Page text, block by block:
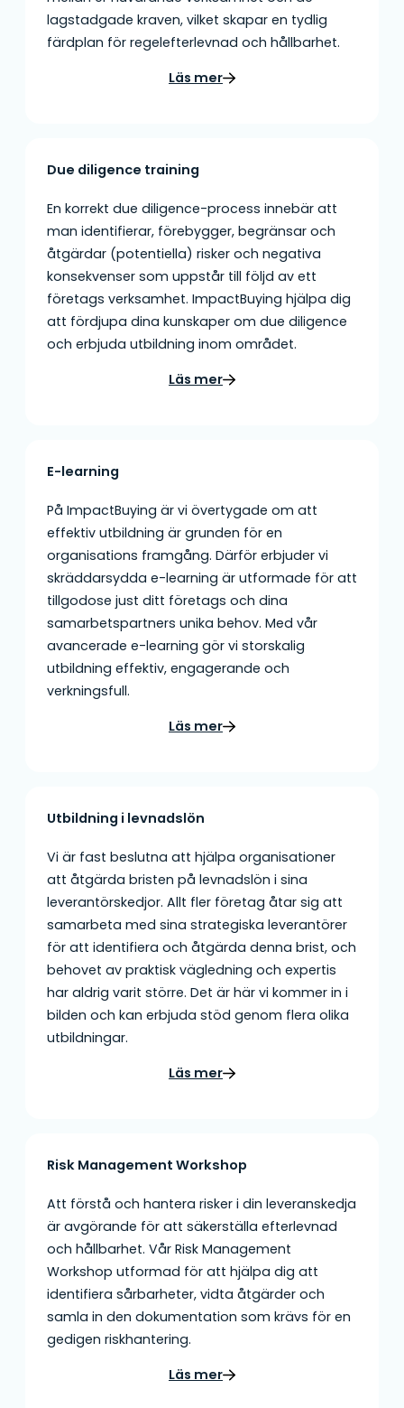
lagstadgade kraven, vilket skapar en tydlig
färdplan för regelefterlevnad och hållbarhet.
Läs mer
Due diligence training
En korrekt due diligence-process innebär att
man identifierar, förebygger, begränsar och
åtgärdar (potentiella) risker och negativa
konsekvenser som uppstår till följd av ett
företags verksamhet. ImpactBuying hjälpa dig
att fördjupa dina kunskaper om due diligence
och erbjuda utbildning inom området.
Läs mer
E-learning
På ImpactBuying är vi övertygade om att
effektiv utbildning är grunden för en
organisations framgång. Därför erbjuder vi
skräddarsydda e-learning är utformade för att
tillgodose just ditt företags och dina
samarbetspartners unika behov. Med vår
avancerade e-learning gör vi storskalig
utbildning effektiv, engagerande och
verkningsfull.
Läs mer
Utbildning i levnadslön
Vi är fast beslutna att hjälpa organisationer
att åtgärda bristen på levnadslön i sina
leverantörskedjor. Allt fler företag åtar sig att
samarbeta med sina strategiska leverantörer
för att identifiera och åtgärda denna brist, och
behovet av praktisk vägledning och expertis
har aldrig varit större. Det är här vi kommer in i
bilden och kan erbjuda stöd genom flera olika
utbildningar.
Läs mer
Risk Management Workshop
Att förstå och hantera risker i din leveranskedja
är avgörande för att säkerställa efterlevnad
och hållbarhet. Vår Risk Management
Workshop utformad för att hjälpa dig att
identifiera sårbarheter, vidta åtgärder och
samla in den dokumentation som krävs för en
gedigen riskhantering.
Läs mer